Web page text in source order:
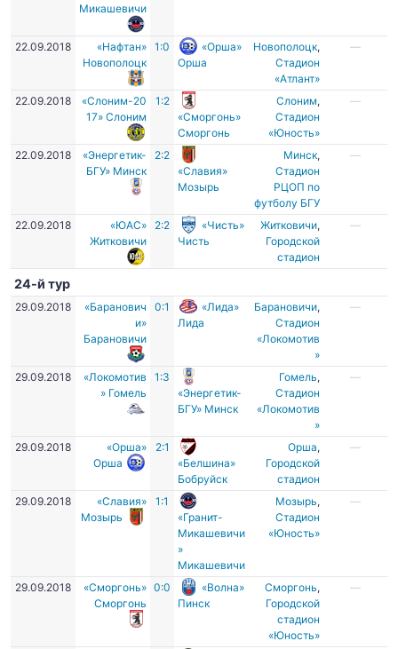
Микашевичи
22.09.2018
«Нафтан»
Новополоцк
1:0
«Орша»
Орша
Новополоцк,
Стадион
«Атлант»
—
22.09.2018
«Слоним-20
17» Слоним
1:2
«Сморгонь»
Сморгонь
Слоним,
Стадион
«Юность»
—
22.09.2018
«Энергетик-
БГУ» Минск
2:2
«Славия»
Мозырь
Минск,
Стадион
РЦОП по
футболу БГУ
—
22.09.2018
«ЮАС»
Житковичи
2:2
«Чисть»
Чисть
Житковичи,
Городской
стадион
—
24-й тур
29.09.2018
«Баранович
и»
Барановичи
0:1
«Лида»
Лида
Барановичи,
Стадион
«Локомотив
»
—
29.09.2018
«Локомотив
» Гомель
1:3
«Энергетик-
БГУ» Минск
Гомель,
Стадион
«Локомотив
»
—
29.09.2018
«Орша»
Орша
2:1
«Белшина»
Бобруйск
Орша,
Городской
стадион
—
29.09.2018
«Славия»
Мозырь
1:1
«Гранит-
Микашевичи
»
Микашевичи
Мозырь,
Стадион
«Юность»
—
29.09.2018
«Сморгонь»
Сморгонь
0:0
«Волна»
Пинск
Сморгонь,
Городской
стадион
«Юность»
—